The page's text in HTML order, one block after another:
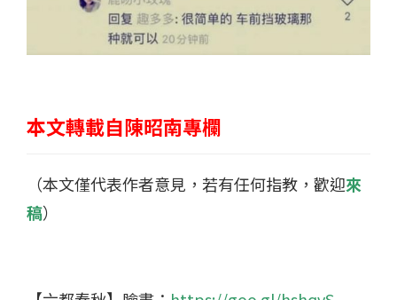
本文轉載自陳昭南專欄
（本文僅代表作者意見，若有任何指教，歡迎來
稿）